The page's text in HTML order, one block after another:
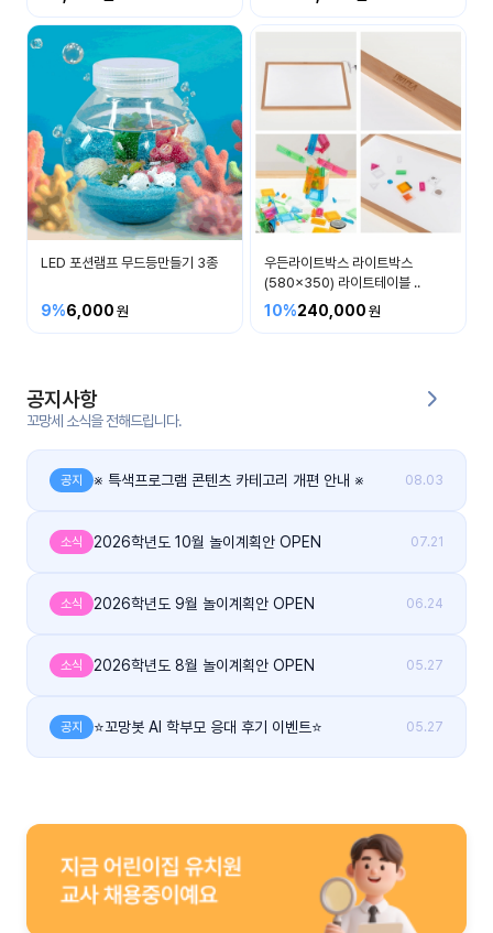
커
공지
사항
이벤
트
우리
들의
게시
그
LED 포션램프 무드등만들기 3종
9%6,000
우든라이트박스 라이트박스
(580x350) 라이트테이블 ..
10%240,000
공지사항
꼬망세 소식을 전해드립니다.
공지 ※ 특색프로그램 콘텐츠 카테고리 개편 안내 ※ 08.03
소식 2026학년도 10월 놀이계획안 OPEN 07.21
소식 2026학년도 9월 놀이계획안 OPEN 06.24
소식 2026학년도 8월 놀이계획안 OPEN 05.27
공지 ⭐꼬망봇 AI 학부모 응대 후기 이벤트⭐ 05.27